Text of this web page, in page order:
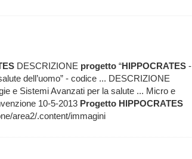
DESCRIZIONE progetto “HIPPOCRATES -
dell’uomo” - codice ... DESCRIZIONE
e Sistemi Avanzati per la salute ... Micro e
10-5-2013 Progetto HIPPOCRATES
area2/.content/immagini